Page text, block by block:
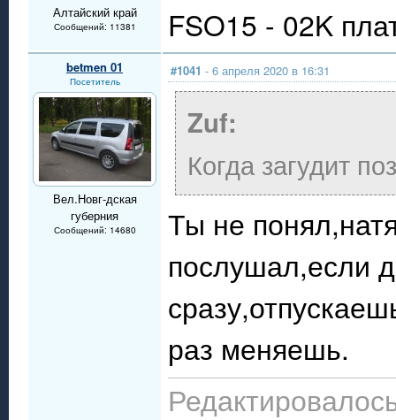
Алтайский край
Сообщений: 11381 FSO15 - 02K
betmen 01
Посетитель
Вел.Новг-дская
губерния
Сообщений: 14680
#1041 - 6 апреля 2020 в 16:31
Zuf:
Когда загудит
Ты не
послушал,если
раз меняешь.